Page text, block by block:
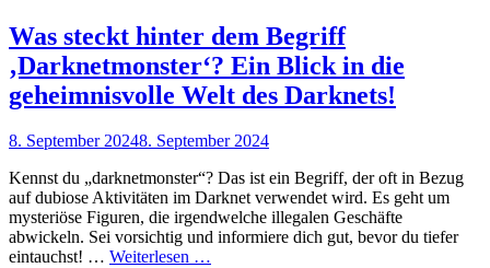
Was steckt hinter dem Begriff
‚Darknetmonster‘? Ein Blick in die
geheimnisvolle Welt des Darknets!
Posted
8. September 20248. September 2024
Kennst du „darknetmonster“? Das ist ein Begriff, der oft in Bezug
auf dubiose Aktivitäten im Darknet verwendet wird. Es geht um
mysteriöse Figuren, die irgendwelche illegalen Geschäfte
abwickeln. Sei vorsichtig und informiere dich gut, bevor du tiefer
eintauchst! … Weiterlesen …